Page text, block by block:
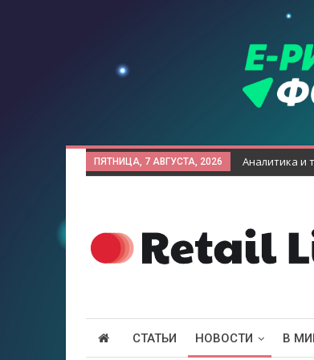
ПЯТНИЦА, 7 АВГУСТА, 2026 Аналитика и
СТАТЬИ НОВОСТИ В